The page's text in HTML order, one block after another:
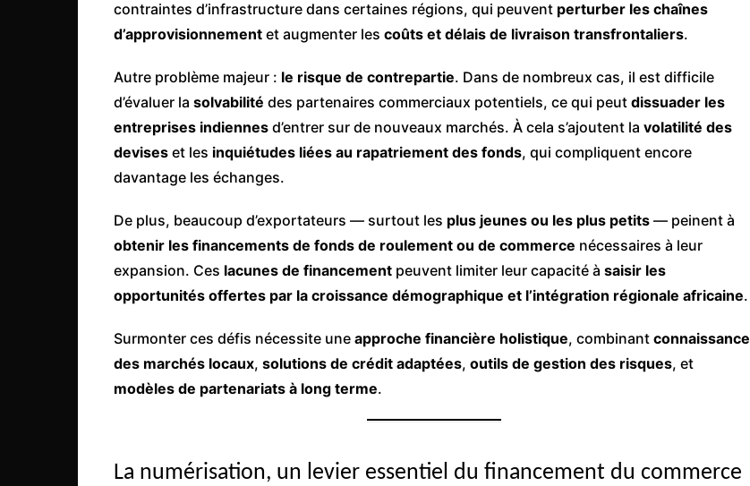
contraintes d’infrastructure dans certaines régions, qui peuvent perturber les chaînes
d’approvisionnement et augmenter les coûts et délais de livraison transfrontaliers.
Autre problème majeur : le risque de contrepartie. Dans de nombreux cas, il est difficile
d’évaluer la solvabilité des partenaires commerciaux potentiels, ce qui peut dissuader les
entreprises indiennes d’entrer sur de nouveaux marchés. À cela s’ajoutent la volatilité des
devises et les inquiétudes liées au rapatriement des fonds, qui compliquent encore
davantage les échanges.
De plus, beaucoup d’exportateurs — surtout les plus jeunes ou les plus petits — peinent à
obtenir les financements de fonds de roulement ou de commerce nécessaires à leur
expansion. Ces lacunes de financement peuvent limiter leur capacité à saisir les
opportunités offertes par la croissance démographique et l’intégration régionale africaine.
Surmonter ces défis nécessite une approche financière holistique, combinant connaissance
des marchés locaux, solutions de crédit adaptées, outils de gestion des risques, et
modèles de partenariats à long terme.
La numérisation, un levier essentiel du financement du commerce